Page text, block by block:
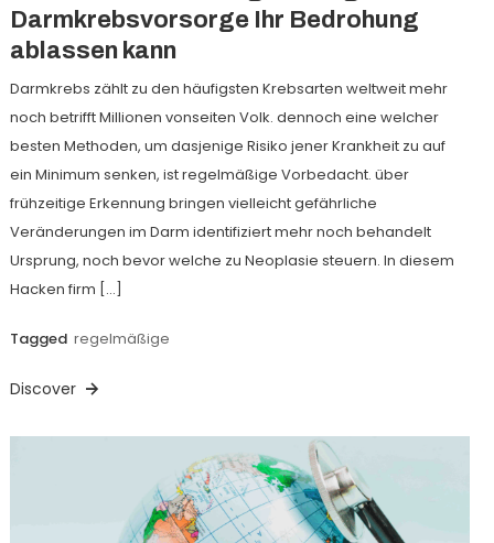
Darmkrebsvorsorge Ihr Bedrohung
ablassen kann
Darmkrebs zählt zu den häufigsten Krebsarten weltweit mehr
noch betrifft Millionen vonseiten Volk. dennoch eine welcher
besten Methoden, um dasjenige Risiko jener Krankheit zu auf
ein Minimum senken, ist regelmäßige Vorbedacht. über
frühzeitige Erkennung bringen vielleicht gefährliche
Veränderungen im Darm identifiziert mehr noch behandelt
Ursprung, noch bevor welche zu Neoplasie steuern. In diesem
Hacken firm […]
Tagged regelmäßige
Discover